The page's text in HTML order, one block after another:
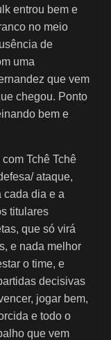
entrou bem e
no meio
de
uma
que vem
chegou. Ponto
bem e
Tchê Tchê
ataque,
cada dia e a
titulares
que só virá
e nada melhor
o time, e
decisivas
jogar bem,
e todo o
que vem